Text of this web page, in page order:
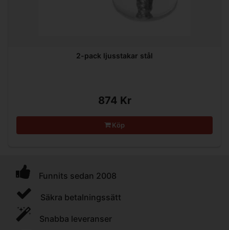
2-pack ljusstakar stål
874 Kr
Köp
Funnits sedan 2008
Säkra betalningssätt
Snabba leveranser